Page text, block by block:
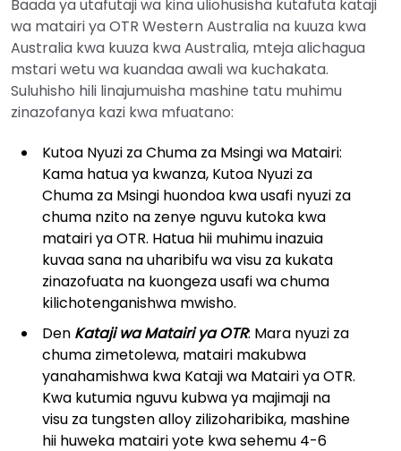
Baada ya utafutaji wa kina uliohusisha kutafuta kataji
wa matairi ya OTR Western Australia na kuuza kwa
Australia kwa kuuza kwa Australia, mteja alichagua
mstari wetu wa kuandaa awali wa kuchakata.
Suluhisho hili linajumuisha mashine tatu muhimu
zinazofanya kazi kwa mfuatano:
Kutoa Nyuzi za Chuma za Msingi wa Matairi:
Kama hatua ya kwanza, Kutoa Nyuzi za
Chuma za Msingi huondoa kwa usafi nyuzi za
chuma nzito na zenye nguvu kutoka kwa
matairi ya OTR. Hatua hii muhimu inazuia
kuvaa sana na uharibifu wa visu za kukata
zinazofuata na kuongeza usafi wa chuma
kilichotenganishwa mwisho.
Den Kataji wa Matairi ya OTR: Mara nyuzi za
chuma zimetolewa, matairi makubwa
yanahamishwa kwa Kataji wa Matairi ya OTR.
Kwa kutumia nguvu kubwa ya majimaji na
visu za tungsten alloy zilizoharibika, mashine
hii huweka matairi yote kwa sehemu 4-6